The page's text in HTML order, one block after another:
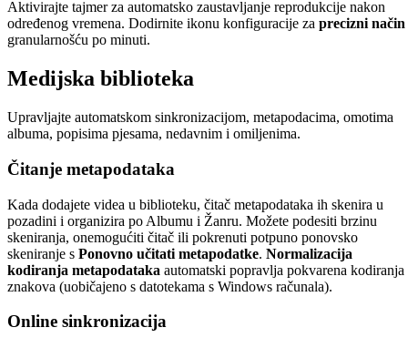
Aktivirajte tajmer za automatsko zaustavljanje reprodukcije nakon
određenog vremena. Dodirnite ikonu konfiguracije za precizni način
granularnošću po minuti.
Medijska biblioteka
Upravljajte automatskom sinkronizacijom, metapodacima, omotima
albuma, popisima pjesama, nedavnim i omiljenima.
Čitanje metapodataka
Kada dodajete videa u biblioteku, čitač metapodataka ih skenira u
pozadini i organizira po Albumu i Žanru. Možete podesiti brzinu
skeniranja, onemogućiti čitač ili pokrenuti potpuno ponovsko
skeniranje s Ponovno učitati metapodatke. Normalizacija
kodiranja metapodataka automatski popravlja pokvarena kodiranja
znakova (uobičajeno s datotekama s Windows računala).
Online sinkronizacija